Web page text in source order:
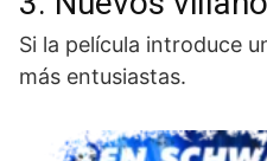
Si la película introduce
más entusiastas.